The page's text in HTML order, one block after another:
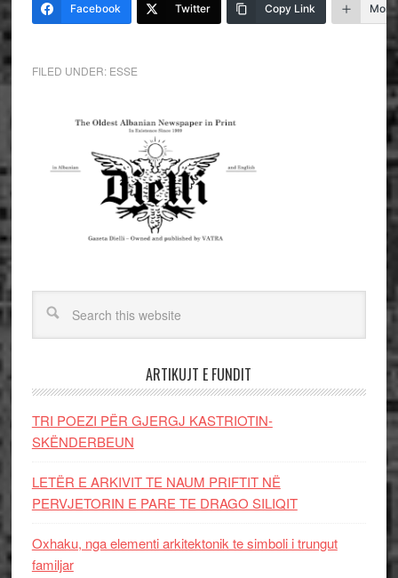
Facebook Twitter Copy Link More
FILED UNDER: ESSE
ARTIKUJT E FUNDIT
TRI POEZI PËR GJERGJ KASTRIOTIN-
SKËNDERBEUN
LETËR E ARKIVIT TE NAUM PRIFTIT NË
PERVJETORIN E PARE TE DRAGO SILIQIT
Oxhaku, nga elementi arkitektonik te simboli i trungut
familjar